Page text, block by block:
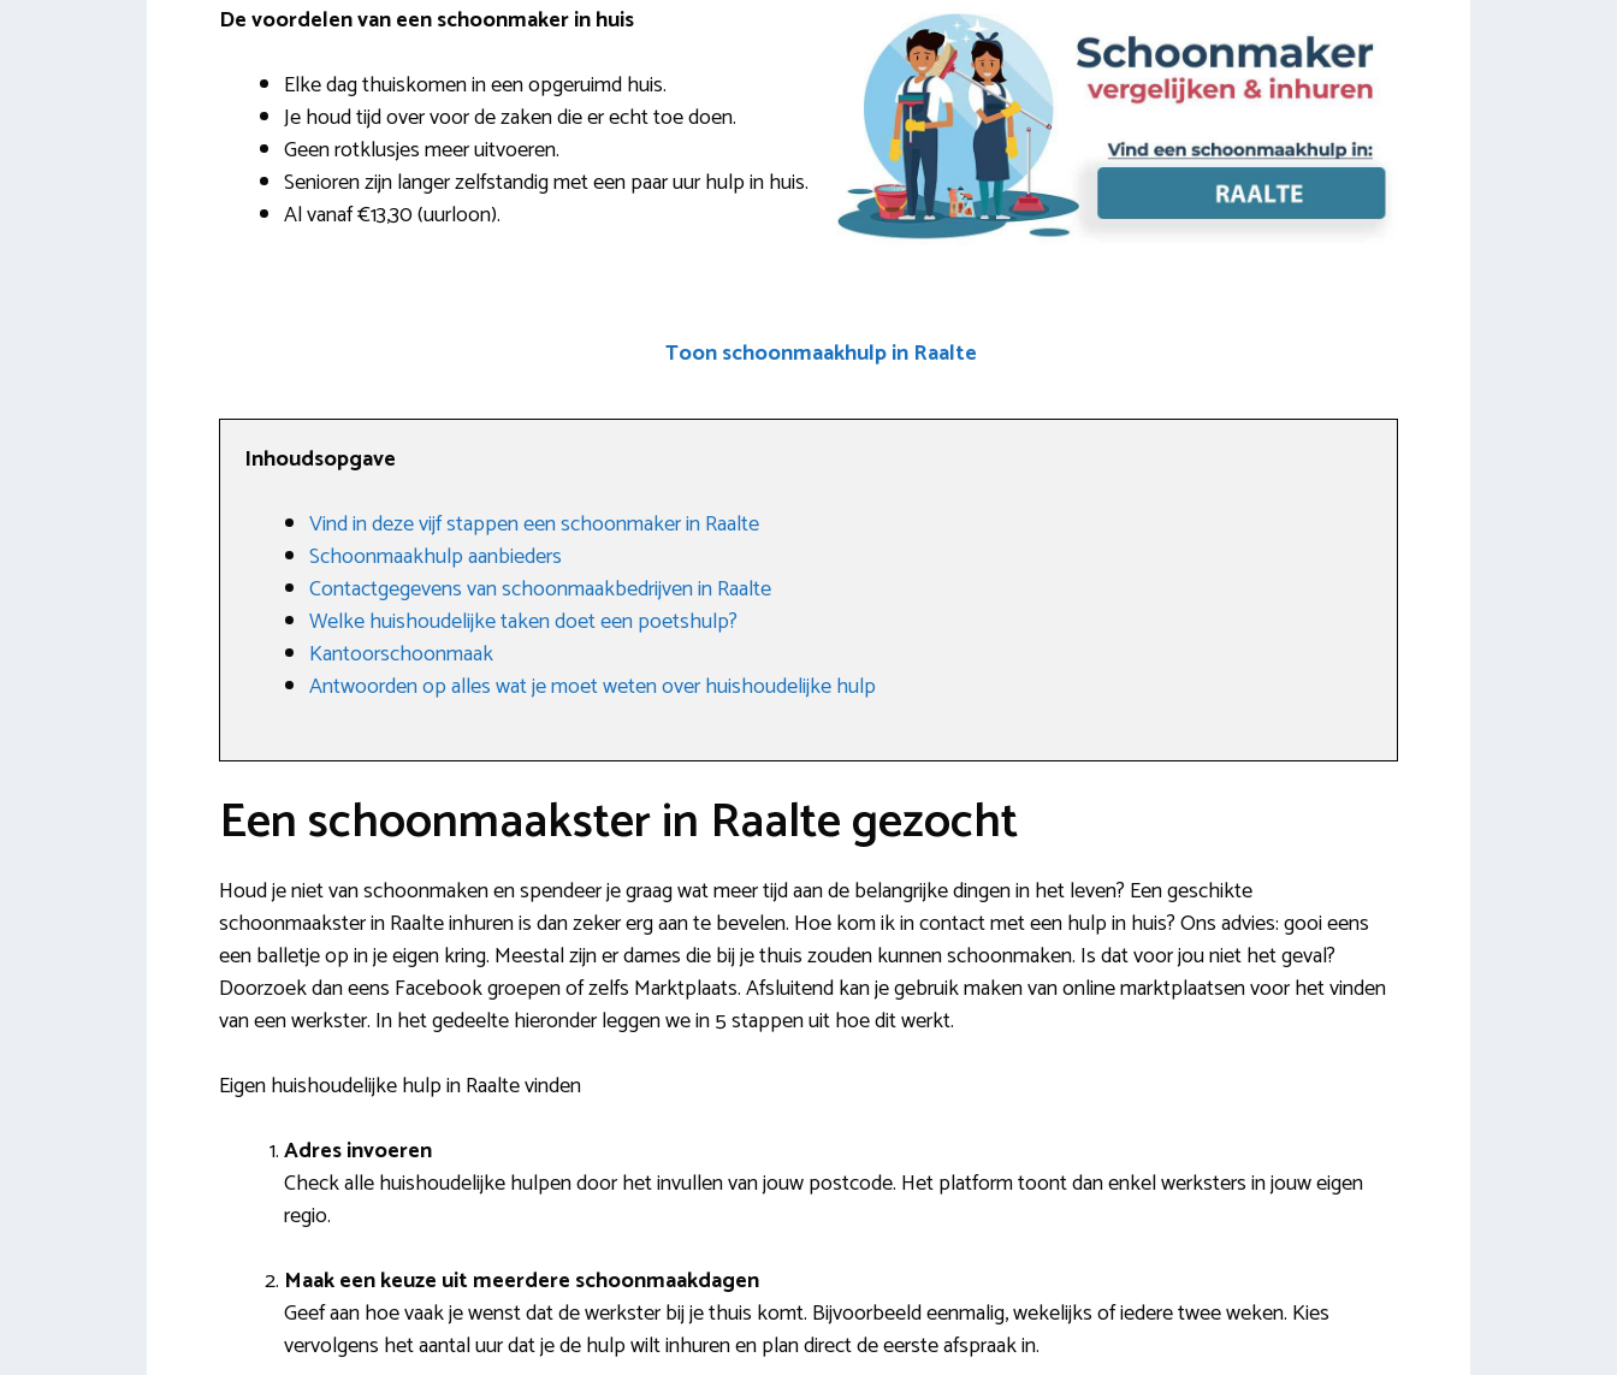
De voordelen van een schoonmaker in huis
Elke dag thuiskomen in een opgeruimd huis.
Je houd tijd over voor de zaken die er echt toe doen.
Geen rotklusjes meer uitvoeren.
Senioren zijn langer zelfstandig met een paar uur hulp in huis.
Al vanaf €13,30 (uurloon).
Toon schoonmaakhulp in Raalte
Inhoudsopgave
Vind in deze vijf stappen een schoonmaker in Raalte
Schoonmaakhulp aanbieders
Contactgegevens van schoonmaakbedrijven in Raalte
Welke huishoudelijke taken doet een poetshulp?
Kantoorschoonmaak
Antwoorden op alles wat je moet weten over huishoudelijke hulp
Een schoonmaakster in Raalte gezocht
Houd je niet van schoonmaken en spendeer je graag wat meer tijd aan de belangrijke dingen in het leven? Een geschikte
schoonmaakster in Raalte inhuren is dan zeker erg aan te bevelen. Hoe kom ik in contact met een hulp in huis? Ons advies: gooi eens
een balletje op in je eigen kring. Meestal zijn er dames die bij je thuis zouden kunnen schoonmaken. Is dat voor jou niet het geval?
Doorzoek dan eens Facebook groepen of zelfs Marktplaats. Afsluitend kan je gebruik maken van online marktplaatsen voor het vinden
van een werkster. In het gedeelte hieronder leggen we in 5 stappen uit hoe dit werkt.
Eigen huishoudelijke hulp in Raalte vinden
Adres invoeren
Check alle huishoudelijke hulpen door het invullen van jouw postcode. Het platform toont dan enkel werksters in jouw eigen
regio.
Maak een keuze uit meerdere schoonmaakdagen
Geef aan hoe vaak je wenst dat de werkster bij je thuis komt. Bijvoorbeeld eenmalig, wekelijks of iedere twee weken. Kies
vervolgens het aantal uur dat je de hulp wilt inhuren en plan direct de eerste afspraak in.